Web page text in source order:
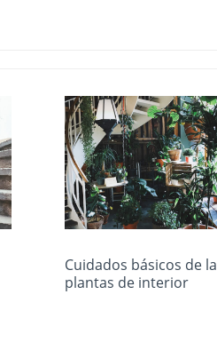
Cuidados básicos de
plantas de interior